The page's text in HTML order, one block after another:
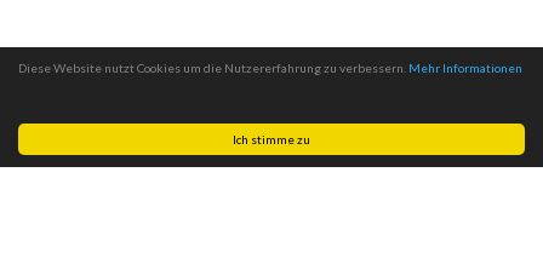
Ich stimme zu
Diese Website nutzt Cookies um die Nutzererfahrung zu verbessern. Mehr Informationen